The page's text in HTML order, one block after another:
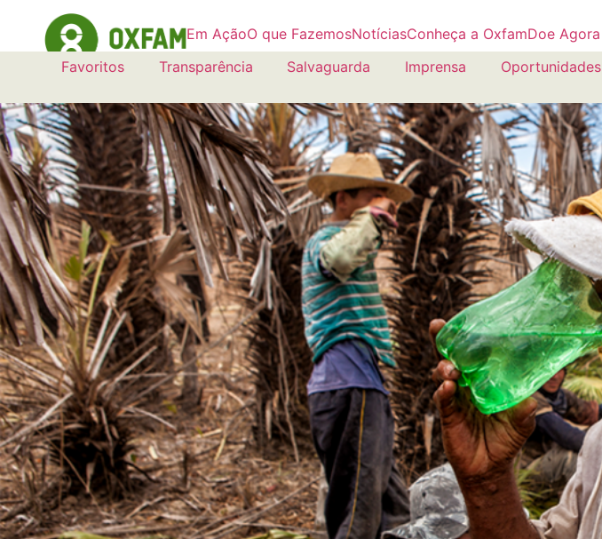
Em AçãoO que FazemosNotíciasConheça a OxfamDoe Agora
Favoritos
Transparência Salvaguarda Imprensa Oportunidades